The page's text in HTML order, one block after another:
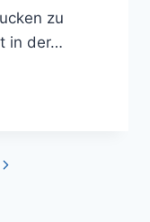
zu
in der…
Nächste